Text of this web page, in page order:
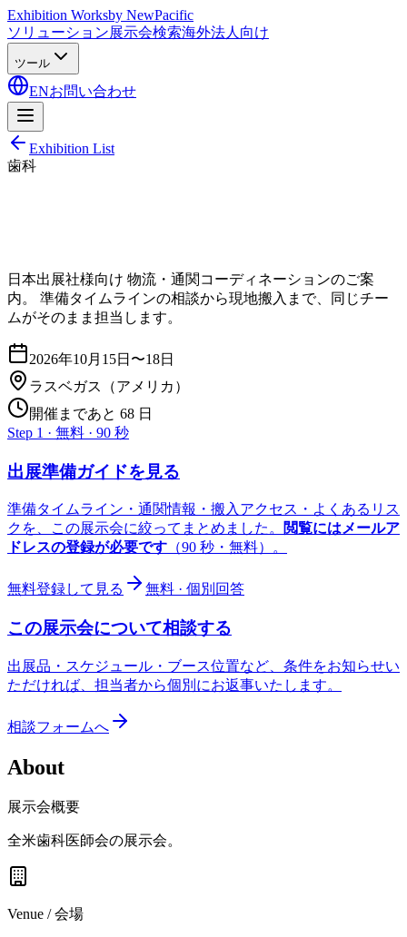
Exhibition Worksby NewPacific
ソリューション展示会検索海外法人向け
ツール
ENお問い合わせ
Exhibition List
歯科
日本出展社様向け 物流・通関コーディネーションのご案
内。 準備タイムラインの相談から現地搬入まで、同じチー
ムがそのまま担当します。
2026年10月15日〜18日
ラスベガス
（アメリカ）
開催まであと 68 日
Step 1 · 無料 · 90 秒
出展準備ガイドを見る
準備タイムライン・通関情報・搬入アクセス・よくあるリス
クを、この展示会に絞ってまとめました。
閲覧にはメールア
ドレスの登録が必要です （90 秒・無料）。
無料登録して見る 無料 · 個別回答
この展示会について相談する
出展品・スケジュール・ブース位置など、条件をお知らせい
ただければ、担当者から個別にお返事いたします。
相談フォームへ
About
展示会概要
全米歯科医師会の展示会。
Venue / 会場